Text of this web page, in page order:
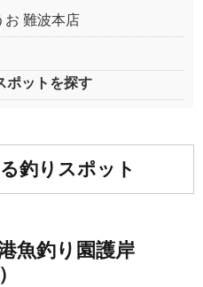
お 難波本店
ポットを探す
釣りスポット
魚釣り園護岸